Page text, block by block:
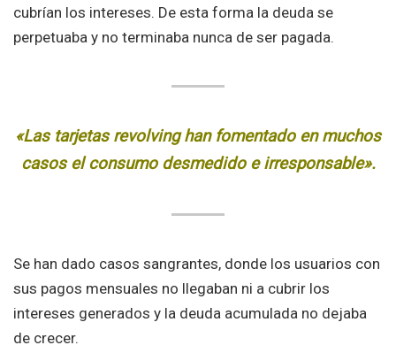
cubrían los intereses. De esta forma la deuda se
perpetuaba y no terminaba nunca de ser pagada.
«Las tarjetas revolving han fomentado en muchos
casos el consumo desmedido e irresponsable».
Se han dado casos sangrantes, donde los usuarios con
sus pagos mensuales no llegaban ni a cubrir los
intereses generados y la deuda acumulada no dejaba
de crecer.